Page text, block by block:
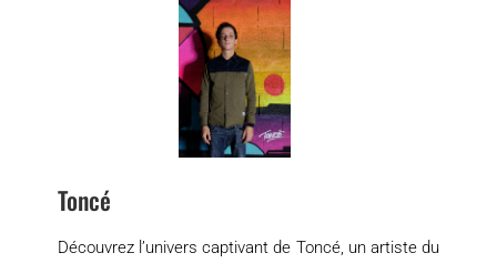
Toncé
Découvrez l’univers captivant de Toncé, un artiste du